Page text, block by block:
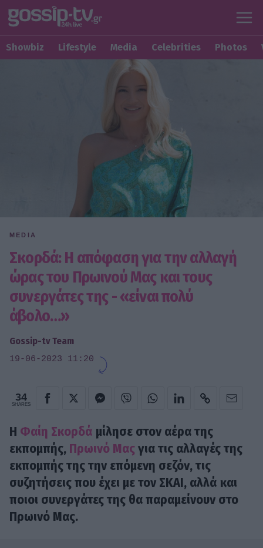
Showbiz Lifestyle Media Celebrities Photos
MEDIA
Σκορδά: Η απόφαση για την αλλαγή
ώρας του Πρωινού Μας και τους
συνεργάτες της - «είναι πολύ
άβολο…»
Gossip-tv Team
19-06-2023 11:20
34
SHARES
Η Φαίη Σκορδά μίλησε στον αέρα της
εκπομπής, Πρωινό Μαςγια τις αλλαγές της
εκπομπής της την επόμενη σεζόν, τις
συζητήσεις που έχει με τον ΣΚΑΙ, αλλά και
ποιοι συνεργάτες της θα παραμείνουν στο
Πρωινό Μας.